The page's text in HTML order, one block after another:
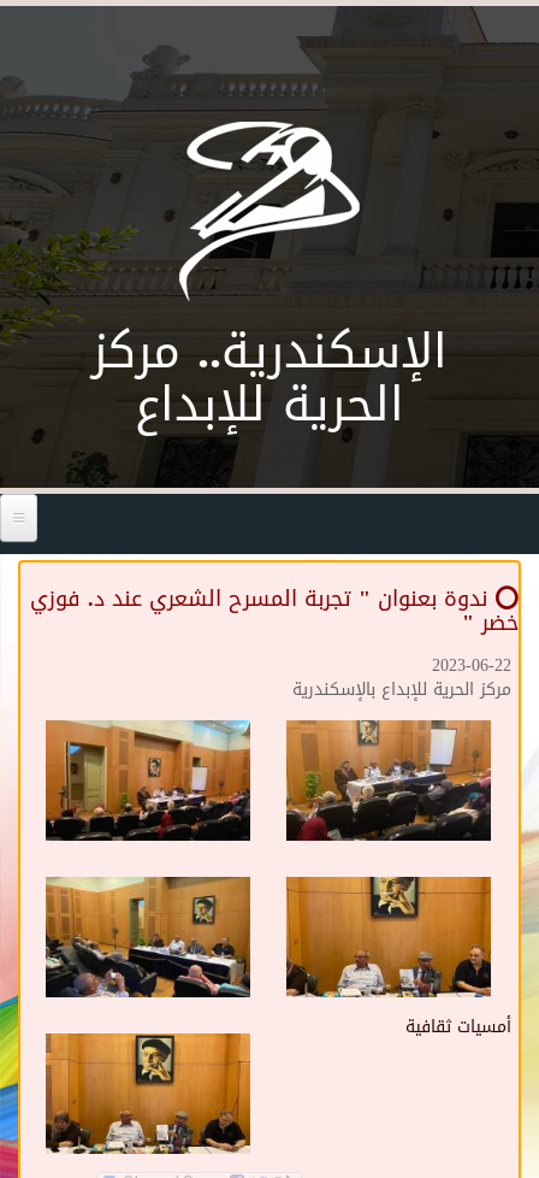
Skip to main content
الإسكندرية.. مركز
الحرية للإبداع
⭕️ ندوة بعنوان " تجربة المسرح الشعري عند د. فوزي
خضر "
2023-06-22
مركز الحرية للإبداع بالإسكندرية
أمسيات ثقافية